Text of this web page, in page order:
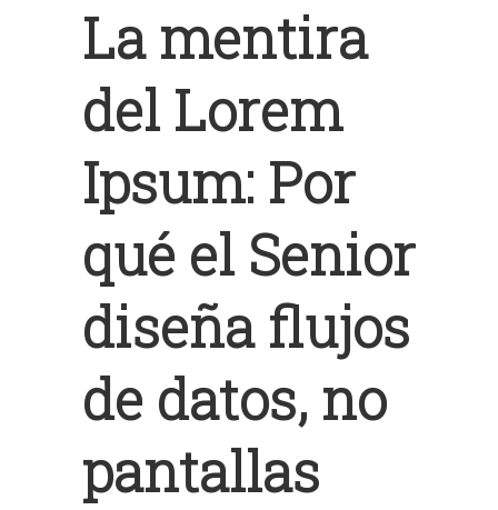
La mentira
del Lorem
Ipsum: Por
qué el Senior
diseña flujos
de datos, no
pantallas